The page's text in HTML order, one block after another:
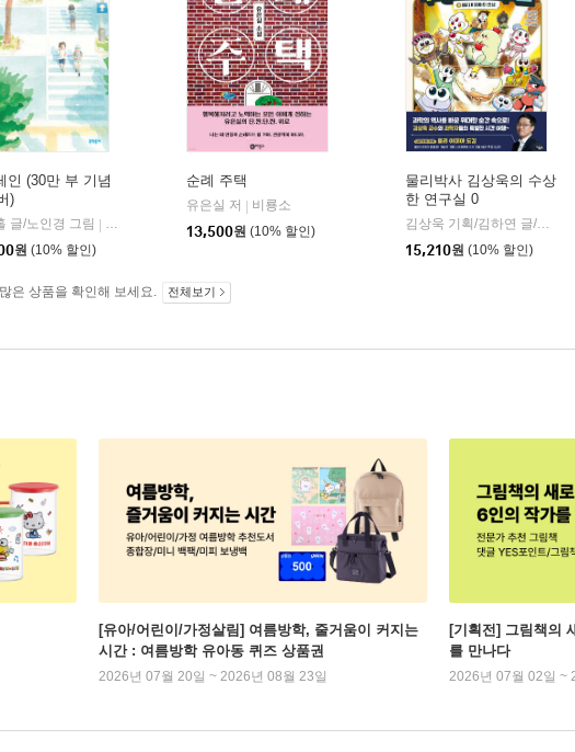
인 (30만 부 기념
)
글/노인경 그림
문학동네
원 (10% 할인)
순례 주택
유은실 저
비룡소
13,500원 (10% 할인)
물리박사 김상욱의 수상
한 연구실 0
김상욱 기획/김하연 글/정순규 그림
15,210원 (10% 할인)
은 상품을 확인해 보세요. 전체보기
[유아/어린이/가정살림] 여름방학, 줄거움이 커지는
시간 : 여름방학 유아동 퀴즈 상품권
2026년 07월 20일 ~ 2026년 08월 23일
[기획전] 그림책의
를 만나다
2026년 07월 02일 ~